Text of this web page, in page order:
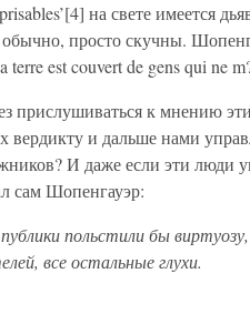
на свете имеется
просто скучны.
terre est couvert de gens qui ne
прислушиваться к мнению
и дальше нами
И даже если эти люди
сам Шопенгауэр:
польстили бы
все остальные глухи.